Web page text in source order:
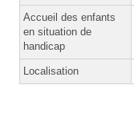
Accueil des enfants
en situation de
handicap
Localisation